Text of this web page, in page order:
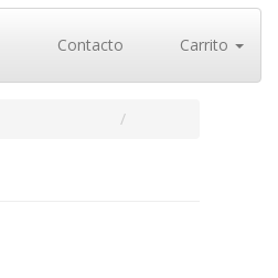
Contacto Carrito